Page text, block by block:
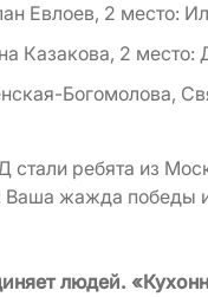
Евлоев, 2 место:
Казакова, 2
Богомолова,
стали ребята из
жажда победы
людей.